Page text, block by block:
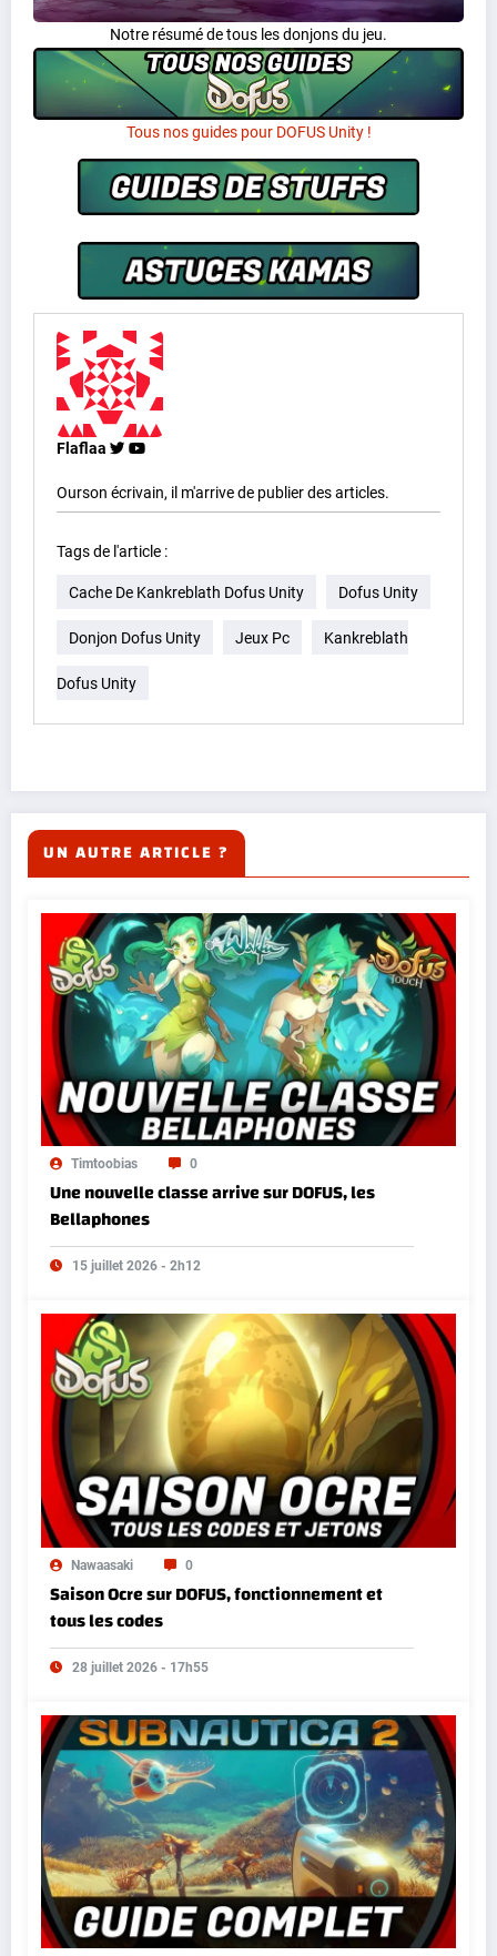
Notre résumé de tous les donjons du jeu.
Tous nos guides pour DOFUS Unity !
Flaflaa
Ourson écrivain, il m'arrive de publier des articles.
Tags de l'article :
Cache De Kankreblath Dofus Unity Dofus Unity
Donjon Dofus Unity Jeux Pc Kankreblath
Dofus Unity
UN AUTRE ARTICLE ?
Timtoobias 0
Une nouvelle classe arrive sur DOFUS, les
Bellaphones
15 juillet 2026 - 2h12
Nawaasaki 0
Saison Ocre sur DOFUS, fonctionnement et
tous les codes
28 juillet 2026 - 17h55